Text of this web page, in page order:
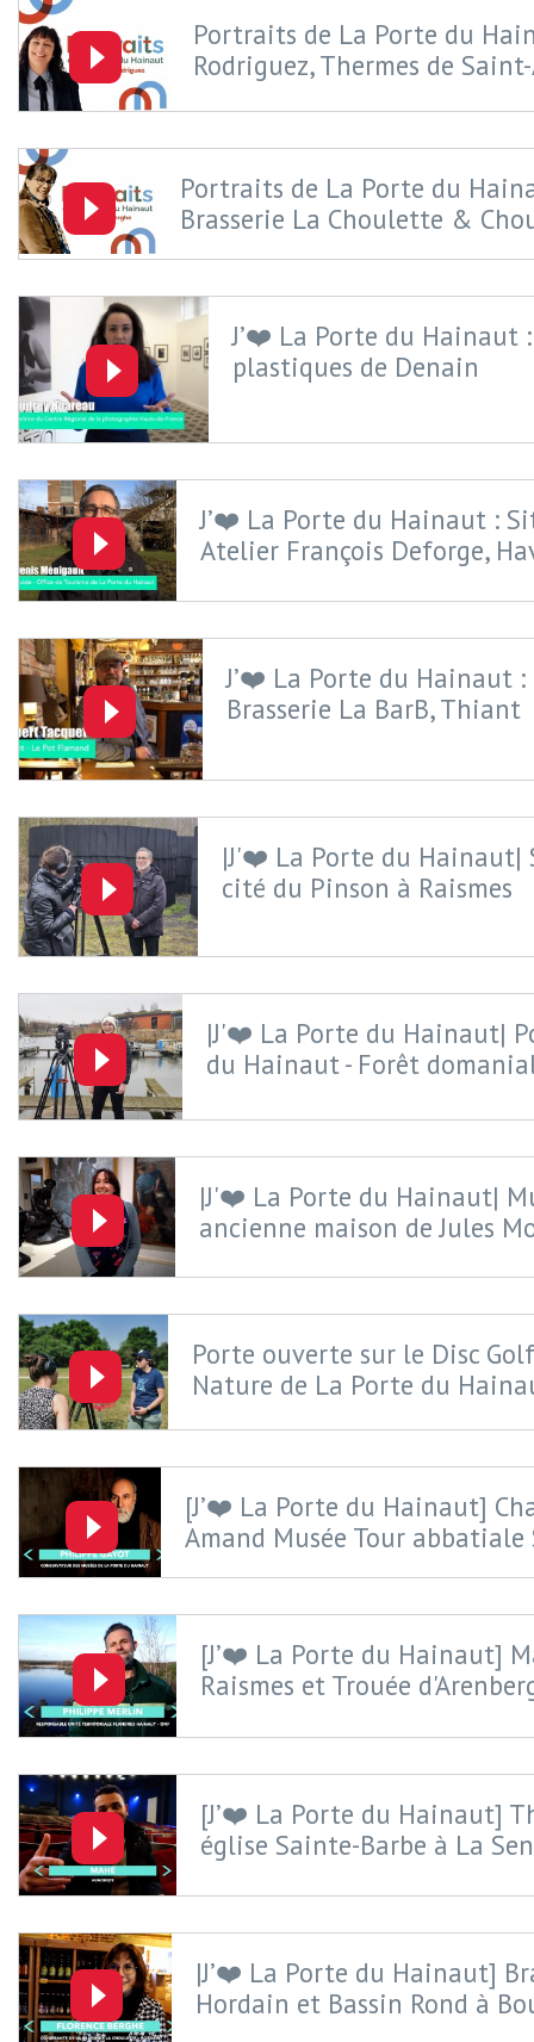
Portraits de La Porte du
Rodriguez, Thermes de
Portraits de La Porte du
Brasserie La Choulette &
J’❤️ La Porte du Hainaut :
plastiques de Denain
J’❤️ La Porte du Hainaut :
Atelier François Deforge,
J’❤️ La Porte du Hainaut :
Brasserie La BarB, Thiant
|J'❤️ La Porte du Hainaut|
cité du Pinson à Raismes
|J'❤️ La Porte du Hainaut|
du Hainaut - Forêt
|J'❤️ La Porte du Hainaut|
ancienne maison de Jules
Porte ouverte sur le Disc
Nature de La Porte du
[J’❤️ La Porte du Hainaut]
Amand Musée Tour abbatiale
[J’❤️ La Porte du Hainaut]
Raismes et Trouée
[J’❤️ La Porte du Hainaut]
église Sainte-Barbe à La
|J’❤️ La Porte du Hainaut]
Hordain et Bassin Rond à